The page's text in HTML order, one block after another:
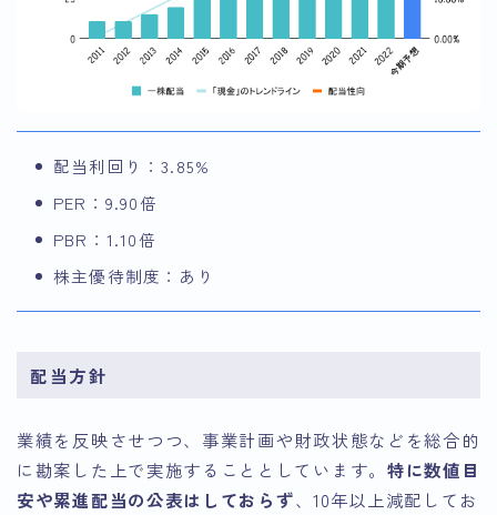
配当利回り：3.85%
PER：9.90倍
PBR：1.10倍
株主優待制度：あり
配当方針
業績を反映させつつ、事業計画や財政状態などを総合的
に勘案した上で実施することとしています。 特に数値目
安や累進配当の公表はしておらず、10年以上減配してお